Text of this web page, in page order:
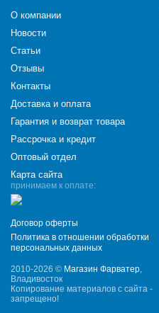
принимаем к оплате:
Договор оферты
Политика в отношении обработки
персональных данных
2010-2026 © Магазин Фарватер,
Владивосток
Копирование материалов с сайта -
запрещено!
О компании
Новости
Статьи
Отзывы
Контакты
Доставка и оплата
Гарантия и возврат товара
Рассрочка и кредит
Оптовый отдел
Карта сайта